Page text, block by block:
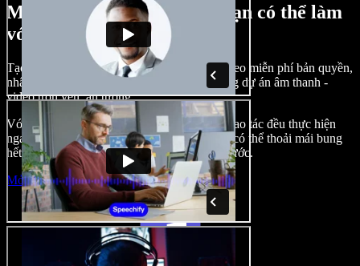
Một vài ví dụ về những gì bạn có thể làm
với Speechify Studio
Tạo lồng tiếng, chèn hình ảnh, âm thanh, video miễn phí bản quyền,
nhân bản giọng nói của bạn để tạo nên những dự án âm thanh -
video trọn vẹn, ấn tượng.
Với giao diện trực quan, dễ làm quen, mọi thao tác đều thực hiện
ngay trên trình duyệt, nhà sáng tạo nội dung có thể thoải mái bung
hết ý tưởng mà không còn bị bó buộc như trước.
Mở Studio